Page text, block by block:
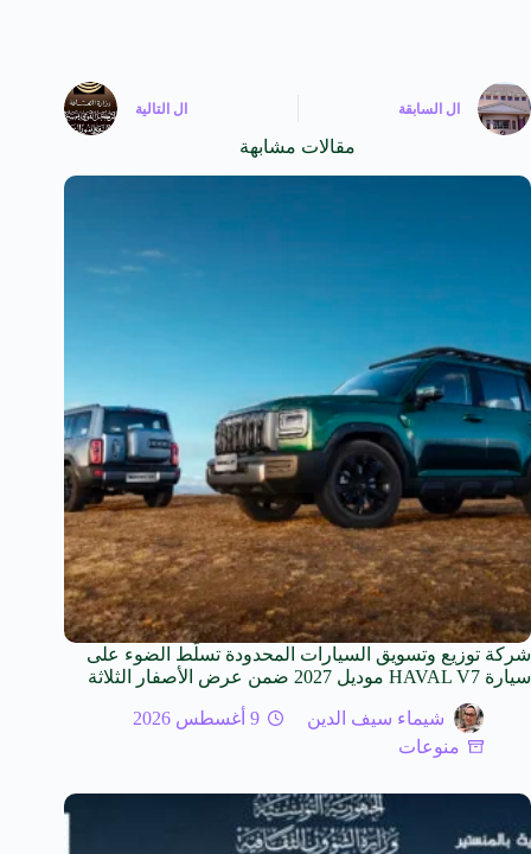
ال السابقة ال التالية
مقالات مشابهة
شركة توزيع وتسويق السيارات المحدودة تسلّط الضوء على
سيارة HAVAL V7 موديل 2027 ضمن عرض الأصفار الثلاثة
شيماء سيف الدين
9 أغسطس 2026
منوعات